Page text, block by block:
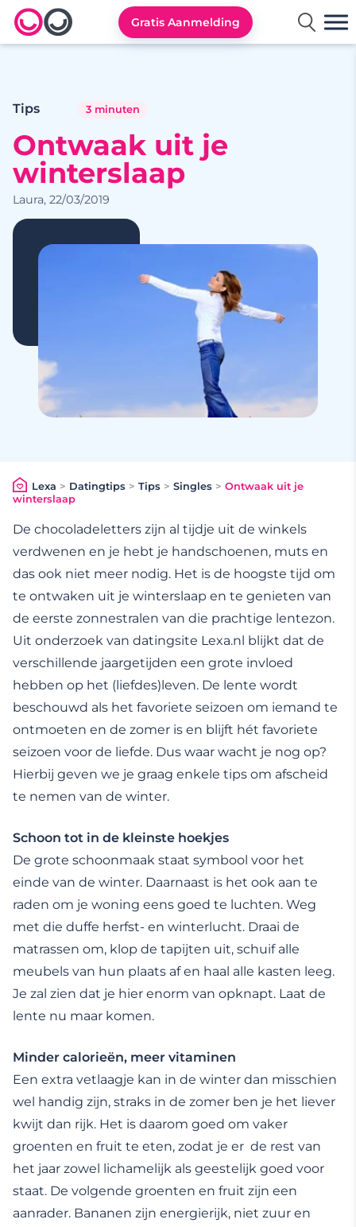
Lexa logo
Gratis Aanmelding
Tips 3 minuten
Ontwaak uit je
winterslaap
Laura, 22/03/2019
Lexa > Datingtips > Tips > Singles > Ontwaak uit je
winterslaap
De chocoladeletters zijn al tijdje uit de winkels
verdwenen en je hebt je handschoenen, muts en
das ook niet meer nodig. Het is de hoogste tijd om
te ontwaken uit je winterslaap en te genieten van
de eerste zonnestralen van die prachtige lentezon.
Uit onderzoek van datingsite Lexa.nl blijkt dat de
verschillende jaargetijden een grote invloed
hebben op het (liefdes)leven. De lente wordt
beschouwd als het favoriete seizoen om iemand te
ontmoeten en de zomer is en blijft hét favoriete
seizoen voor de liefde. Dus waar wacht je nog op?
Hierbij geven we je graag enkele tips om afscheid
te nemen van de winter.
Schoon tot in de kleinste hoekjes
De grote schoonmaak staat symbool voor het
einde van de winter. Daarnaast is het ook aan te
raden om je woning eens goed te luchten. Weg
met die duffe herfst- en winterlucht. Draai de
matrassen om, klop de tapijten uit, schuif alle
meubels van hun plaats af en haal alle kasten leeg.
Je zal zien dat je hier enorm van opknapt. Laat de
lente nu maar komen.
Minder calorieën, meer vitaminen
Een extra vetlaagje kan in de winter dan misschien
wel handig zijn, straks in de zomer ben je het liever
kwijt dan rijk. Het is daarom goed om vaker
groenten en fruit te eten, zodat je er de rest van
het jaar zowel lichamelijk als geestelijk goed voor
staat. De volgende groenten en fruit zijn een
aanrader. Bananen zijn energierijk, niet zuur en